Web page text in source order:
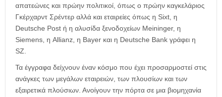
απατεώνες και πρώην πολιτικοί, όπως ο πρώην καγκελάριος
Γκέρχαρντ Σρέντερ αλλά και εταιρείες όπως η Sixt, η
Deutsche Post ή η αλυσίδα ξενοδοχείων Meininger, η
Siemens, η Allianz, η Bayer και η Deutsche Bank γράφει η
SZ.
Τα έγγραφα δείχνουν έναν κόσμο που έχει προσαρμοστεί στις
ανάγκες των μεγάλων εταιρειών, των πλουσίων και των
εξαιρετικά πλούσιων. Ανοίγουν την πόρτα σε μια βιομηχανία